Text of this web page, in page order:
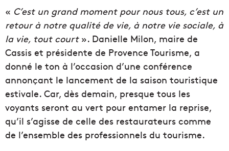
« C’est un grand moment pour nous tous, c’est un
retour à notre qualité de vie, à notre vie sociale, à
la vie, tout court ». Danielle Milon, maire de
Cassis et présidente de Provence Tourisme, a
donné le ton à l’occasion d’une conférence
annonçant le lancement de la saison touristique
estivale. Car, dès demain, presque tous les
voyants seront au vert pour entamer la reprise,
qu’il s’agisse de celle des restaurateurs comme
de l’ensemble des professionnels du tourisme.